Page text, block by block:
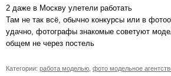
2 даже в Москву улетели работать
Там не так всё, обычно конкурсы или в
удачно, фотографы знакомые советуют
общем не через постель
Категории: работа моделью фото модельное